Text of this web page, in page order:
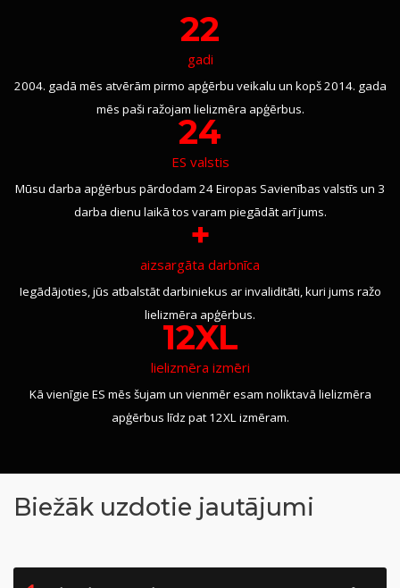
22
gadi
2004. gadā mēs atvērām pirmo apģērbu veikalu un kopš 2014. gada
mēs paši ražojam lielizmēra apģērbus.
24
ES valstis
Mūsu darba apģērbus pārdodam 24 Eiropas Savienības valstīs un 3
darba dienu laikā tos varam piegādāt arī jums.
+
aizsargāta darbnīca
Iegādājoties, jūs atbalstāt darbiniekus ar invaliditāti, kuri jums ražo
lielizmēra apģērbus.
12XL
lielizmēra izmēri
Kā vienīgie ES mēs šujam un vienmēr esam noliktavā lielizmēra
apģērbus līdz pat 12XL izmēram.
Biežāk uzdotie jautājumi